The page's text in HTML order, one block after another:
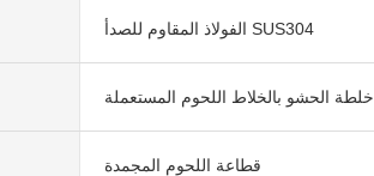
الفولاذ المقاوم للصدأ SUS304
خلطة الحشو بالخلاط اللحوم المستعملة
قطاعة اللحوم المجمدة